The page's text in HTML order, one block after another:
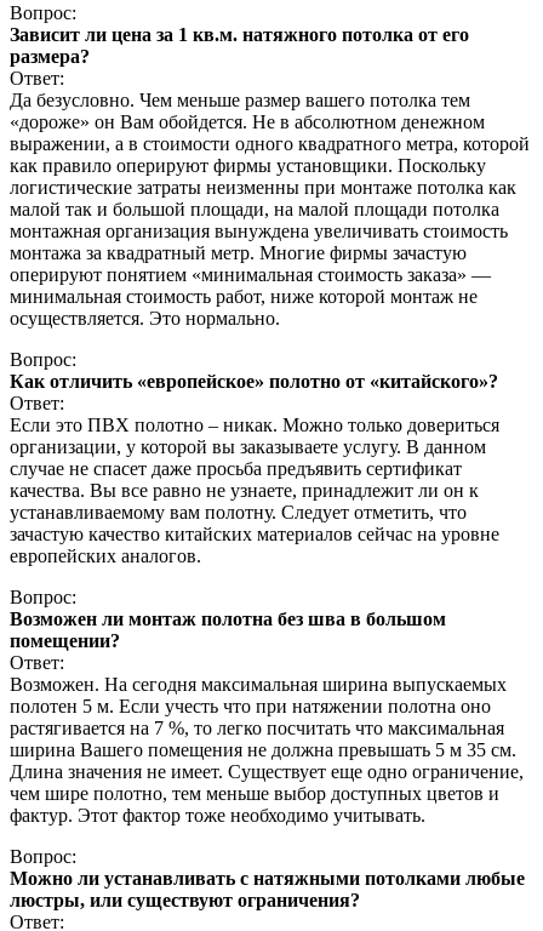
Вопрос:
Зависит ли цена за 1 кв.м. натяжного потолка от его
размера?
Ответ:
Да безусловно. Чем меньше размер вашего потолка тем
«дороже» он Вам обойдется. Не в абсолютном денежном
выражении, а в стоимости одного квадратного метра, которой
как правило оперируют фирмы установщики. Поскольку
логистические затраты неизменны при монтаже потолка как
малой так и большой площади, на малой площади потолка
монтажная организация вынуждена увеличивать стоимость
монтажа за квадратный метр. Многие фирмы зачастую
оперируют понятием «минимальная стоимость заказа» —
минимальная стоимость работ, ниже которой монтаж не
осуществляется. Это нормально.
Вопрос:
Как отличить «европейское» полотно от «китайского»?
Ответ:
Если это ПВХ полотно – никак. Можно только довериться
организации, у которой вы заказываете услугу. В данном
случае не спасет даже просьба предъявить сертификат
качества. Вы все равно не узнаете, принадлежит ли он к
устанавливаемому вам полотну. Следует отметить, что
зачастую качество китайских материалов сейчас на уровне
европейских аналогов.
Вопрос:
Возможен ли монтаж полотна без шва в большом
помещении?
Ответ:
Возможен. На сегодня максимальная ширина выпускаемых
полотен 5 м. Если учесть что при натяжении полотна оно
растягивается на 7 %, то легко посчитать что максимальная
ширина Вашего помещения не должна превышать 5 м 35 см.
Длина значения не имеет. Существует еще одно ограничение,
чем шире полотно, тем меньше выбор доступных цветов и
фактур. Этот фактор тоже необходимо учитывать.
Вопрос:
Можно ли устанавливать с натяжными потолками любые
люстры, или существуют ограничения?
Ответ: